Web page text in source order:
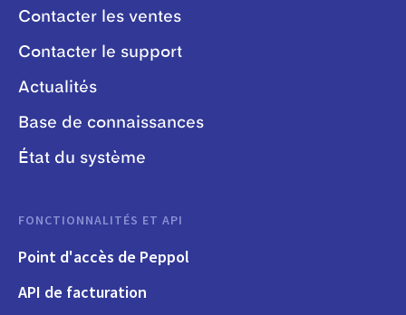
Contacter les ventes
Contacter le support
Actualités
Base de connaissances
État du système
FONCTIONNALITÉS ET API
Point d'accès de Peppol
API de facturation